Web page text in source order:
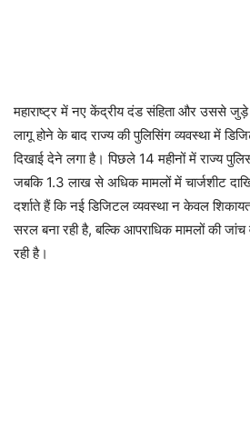
महाराष्ट्र में नए केंद्रीय दंड संहिता और उससे
लागू होने के बाद राज्य की पुलिसिंग व्यवस्था में
दिखाई देने लगा है। पिछले 14 महीनों में राज्य
जबकि 1.3 लाख से अधिक मामलों में चार्जशीट
दर्शाते हैं कि नई डिजिटल व्यवस्था न केवल
सरल बना रही है, बल्कि आपराधिक मामलों की
रही है।